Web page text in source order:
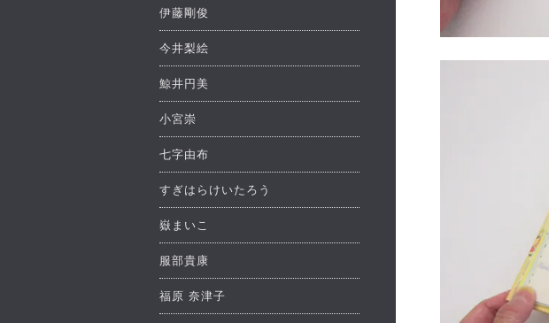
伊藤剛俊
今井梨絵
鯨井円美
小宮崇
七字由布
すぎはらけいたろう
嶽まいこ
服部貴康
福原 奈津子